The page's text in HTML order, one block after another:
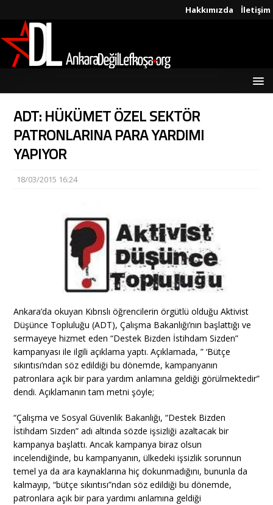
Hakkımızda İletişim
ADT: HÜKÜMET ÖZEL SEKTÖR
PATRONLARINA PARA YARDIMI
YAPIYOR
18/03/2015 16:24
Ankara’da okuyan Kıbrıslı öğrencilerin örgütlü olduğu Aktivist
Düşünce Topluluğu (ADT), Çalışma Bakanlığı’nın başlattığı ve
sermayeye hizmet eden “Destek Bizden İstihdam Sizden”
kampanyası ile ilgili açıklama yaptı. Açıklamada, ” ‘Bütçe
sıkıntısı’ndan söz edildiği bu dönemde, kampanyanın
patronlara açık bir para yardım anlamına geldiği görülmektedir”
dendi. Açıklamanın tam metni şöyle;
“Çalışma ve Sosyal Güvenlik Bakanlığı, “Destek Bizden
İstihdam Sizden” adı altında sözde işsizliği azaltacak bir
kampanya başlattı. Ancak kampanya biraz olsun
incelendiğinde, bu kampanyanın, ülkedeki işsizlik sorunnun
temel ya da ara kaynaklarına hiç dokunmadığını, bununla da
kalmayıp, “bütçe sıkıntısı”ndan söz edildiği bu dönemde,
patronlara açık bir para yardımı anlamına geldiği